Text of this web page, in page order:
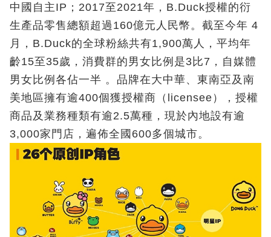
中國自主IP；2017至2021年，B.Duck授權的衍
生產品零售總額超過160億元人民幣。截至今年 4
月，B.Duck的全球粉絲共有1,900萬人，平均年
齡15至35歲，消費群的男女比例是3比7，自媒體
男女比例各佔一半 。品牌在大中華、東南亞及南
美地區擁有逾400個獲授權商（licensee），授權
商品及業務種類有逾2.5萬種，現於內地設有逾
3,000家門店，遍佈全國600多個城市。